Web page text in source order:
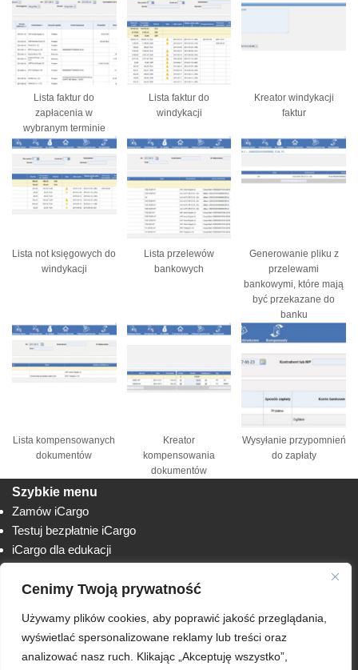
Cenimy Twoją prywatność
Używamy plików cookies, aby poprawić jakość przeglądania,
wyświetlać spersonalizowane reklamy lub treści oraz
analizować nasz ruch. Klikając „Akceptuję wszystko”,
Lista faktur do
zapłacenia w
wybranym terminie
Lista faktur do
windykacji
Kreator windykacji
faktur
Lista not księgowych do
windykacji
Lista przelewów
bankowych
Generowanie pliku z
przelewami
bankowymi, które mają
być przekazane do
banku
Lista kompensowanych
dokumentów
Kreator
kompensowania
dokumentów
Wysyłanie przypomnień
do zapłaty
Szybkie menu
Zamów iCargo
Testuj bezpłatnie iCargo
iCargo dla edukacji
Lista zmian
Techniczne AnyDesk